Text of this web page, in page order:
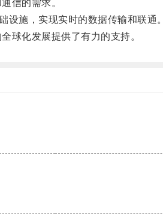
信的需求。
施，实现实时的数据传输和联通。
化发展提供了有力的支持。